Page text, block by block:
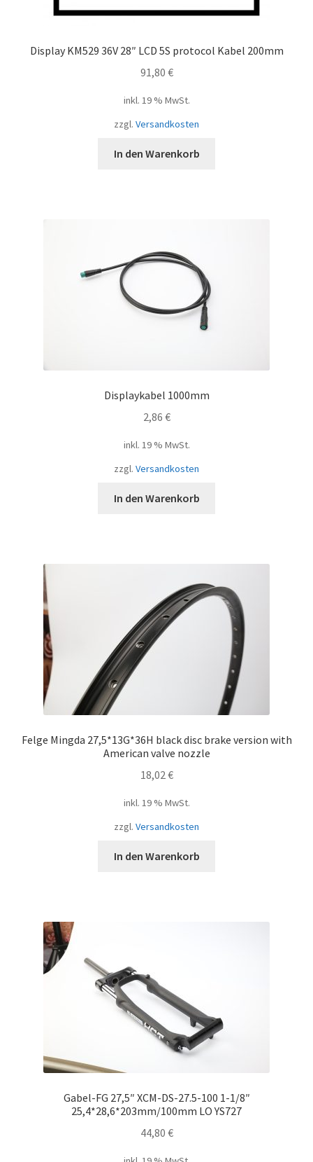
Display KM529 36V 28″ LCD 5S protocol Kabel 200mm
91,80 €
inkl. 19 % MwSt.
zzgl. Versandkosten
In den Warenkorb
Displaykabel 1000mm
2,86 €
inkl. 19 % MwSt.
zzgl. Versandkosten
In den Warenkorb
Felge Mingda 27,5*13G*36H black disc brake version with
American valve nozzle
18,02 €
inkl. 19 % MwSt.
zzgl. Versandkosten
In den Warenkorb
Gabel-FG 27,5″ XCM-DS-27.5-100 1-1/8″
25,4*28,6*203mm/100mm LO YS727
44,80 €